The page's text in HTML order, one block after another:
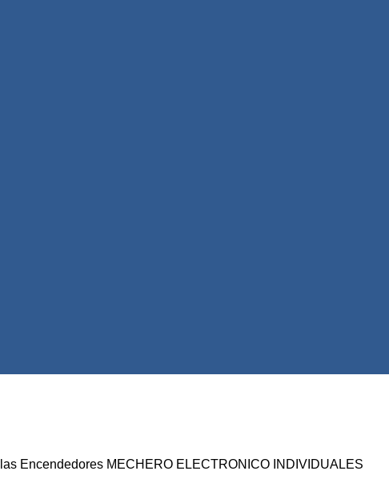
Encendedores MECHERO ELECTRONICO INDIVIDUALES